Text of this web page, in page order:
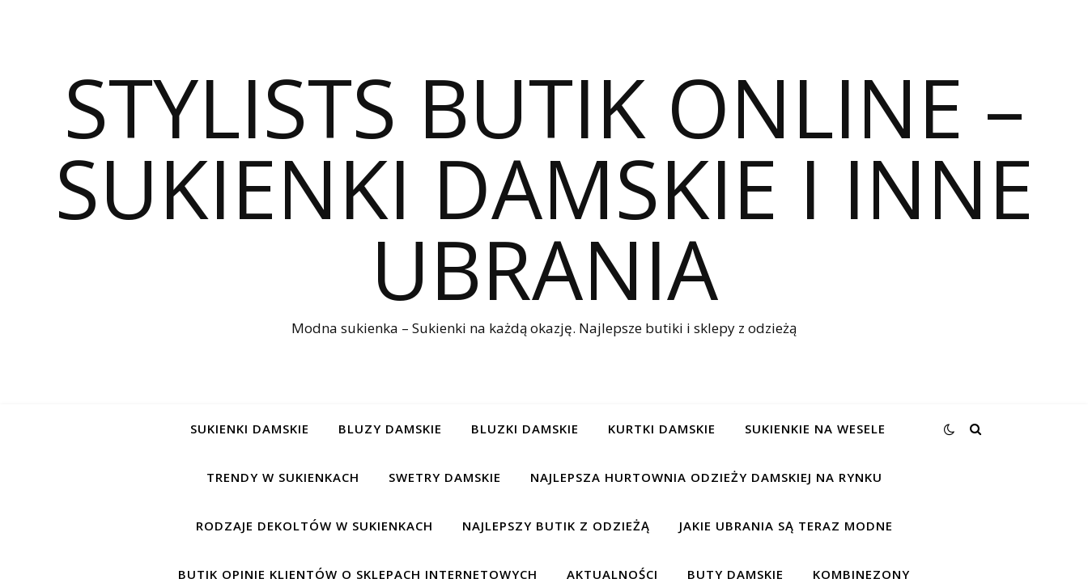
STYLISTS BUTIK ONLINE –
SUKIENKI DAMSKIE I INNE
UBRANIA
Modna sukienka – Sukienki na każdą okazję. Najlepsze butiki i sklepy z odzieżą
SUKIENKI DAMSKIE BLUZY DAMSKIE BLUZKI DAMSKIE KURTKI DAMSKIE SUKIENKIE NA WESELE
TRENDY W SUKIENKACH SWETRY DAMSKIE NAJLEPSZA HURTOWNIA ODZIEŻY DAMSKIEJ NA RYNKU
RODZAJE DEKOLTÓW W SUKIENKACH NAJLEPSZY BUTIK Z ODZIEŻĄ JAKIE UBRANIA SĄ TERAZ MODNE
BUTIK OPINIE KLIENTÓW O SKLEPACH INTERNETOWYCH AKTUALNOŚCI BUTY DAMSKIE KOMBINEZONY